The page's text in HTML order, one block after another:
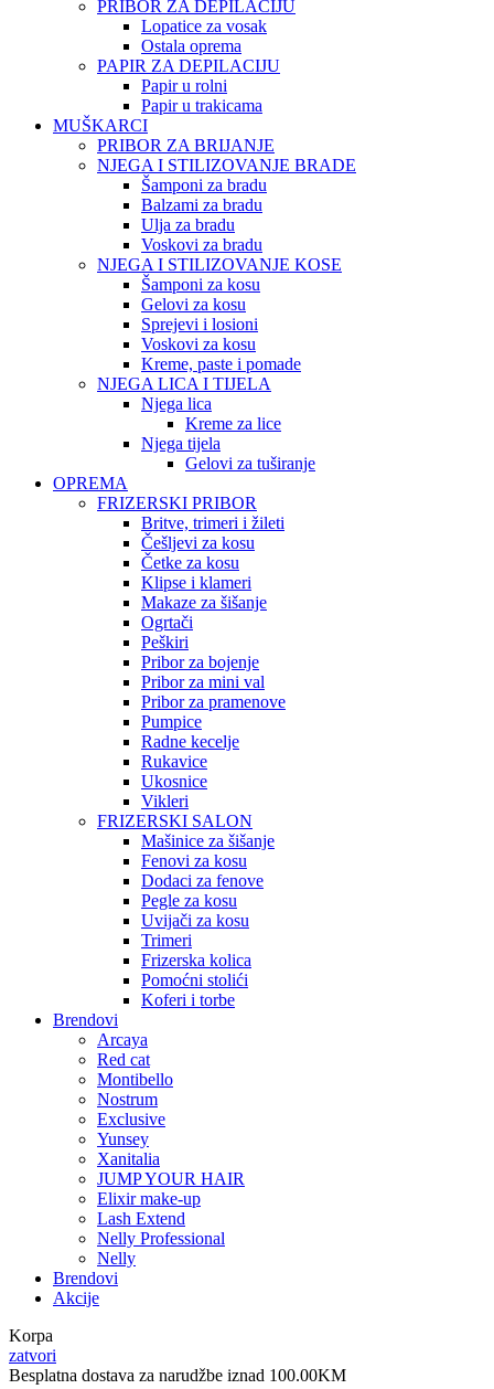
PRIBOR ZA DEPILACIJU
Lopatice za vosak
Ostala oprema
PAPIR ZA DEPILACIJU
Papir u rolni
Papir u trakicama
MUŠKARCI
PRIBOR ZA BRIJANJE
NJEGA I STILIZOVANJE BRADE
Šamponi za bradu
Balzami za bradu
Ulja za bradu
Voskovi za bradu
NJEGA I STILIZOVANJE KOSE
Šamponi za kosu
Gelovi za kosu
Sprejevi i losioni
Voskovi za kosu
Kreme, paste i pomade
NJEGA LICA I TIJELA
Njega lica
Kreme za lice
Njega tijela
Gelovi za tuširanje
OPREMA
FRIZERSKI PRIBOR
Britve, trimeri i žileti
Češljevi za kosu
Četke za kosu
Klipse i klameri
Makaze za šišanje
Ogrtači
Peškiri
Pribor za bojenje
Pribor za mini val
Pribor za pramenove
Pumpice
Radne kecelje
Rukavice
Ukosnice
Vikleri
FRIZERSKI SALON
Mašinice za šišanje
Fenovi za kosu
Dodaci za fenove
Pegle za kosu
Uvijači za kosu
Trimeri
Frizerska kolica
Pomoćni stolići
Koferi i torbe
Brendovi
Arcaya
Red cat
Montibello
Nostrum
Exclusive
Yunsey
Xanitalia
JUMP YOUR HAIR
Elixir make-up
Lash Extend
Nelly Professional
Nelly
Brendovi
Akcije
Korpa
zatvori
Besplatna dostava za narudžbe iznad 100.00KM